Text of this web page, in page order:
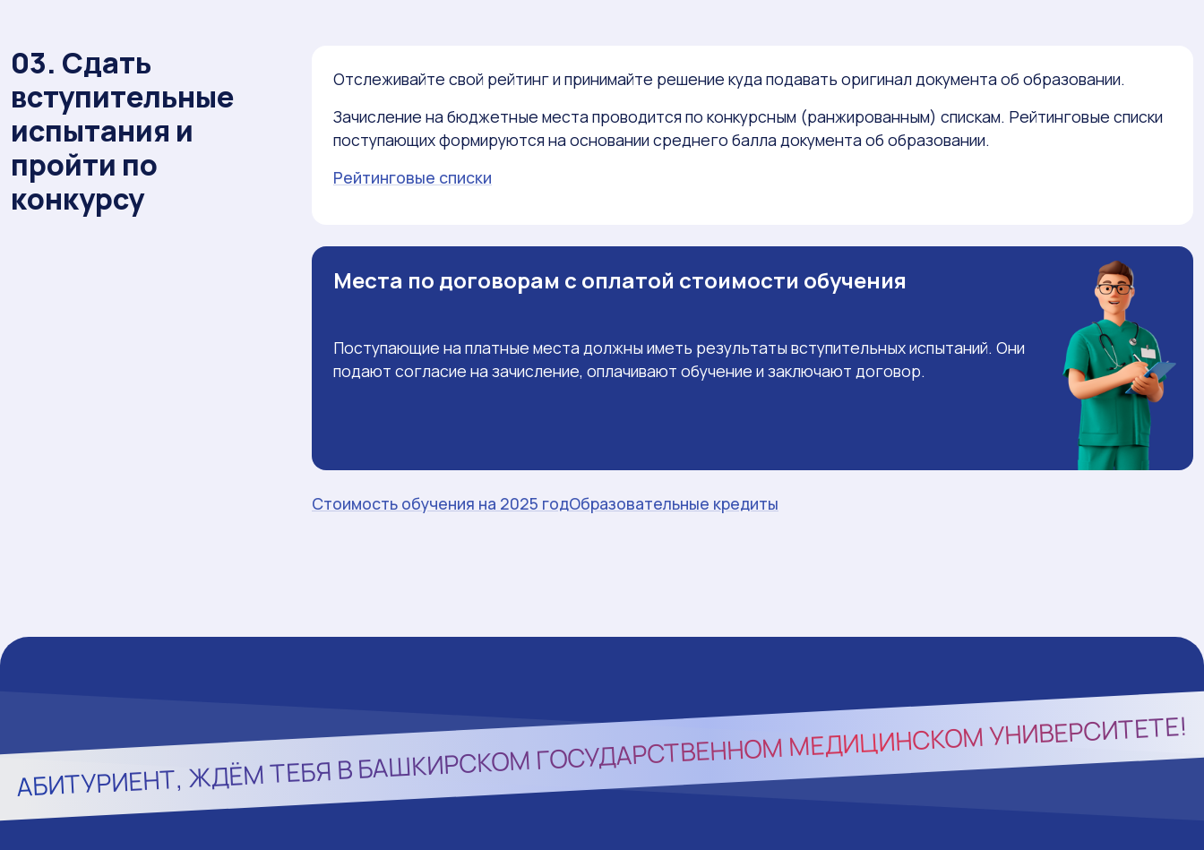
03. Сдать
вступительные
испытания и
пройти по
конкурсу
Отслеживайте свой рейтинг и принимайте решение куда подавать оригинал документа об образовании.
Зачисление на бюджетные места проводится по конкурсным (ранжированным) спискам. Рейтинговые списки
поступающих формируются на основании среднего балла документа об образовании.
Рейтинговые списки
Места по договорам с оплатой стоимости обучения
Поступающие на платные места должны иметь результаты вступительных испытаний. Они
подают согласие на зачисление, оплачивают обучение и заключают договор.
Стоимость обучения на 2025 годОбразовательные кредиты
АБИТУРИЕНТ, ЖДЁМ ТЕБЯ ВБАШКИРСКОМ ГОСУДАРСТВЕННОМ МЕДИЦИНСКОМ УНИВЕРСИТЕТЕ!